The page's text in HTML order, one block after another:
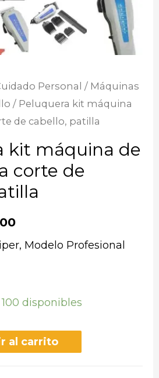
Personal / Máquinas
/ Peluquera kit máquina
de cabello, patilla
kit máquina de
corte de
Modelo Profesional
100 disponibles
al carrito